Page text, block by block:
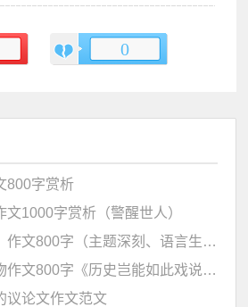
0
800字赏析
文1000字赏析（警醒世人）
《一枚硬币的遭遇》作文800字（主题深刻、语言生动）
论游戏改变历史人物作文800字《历史岂能如此戏说》（议论文）
议论文作文范文